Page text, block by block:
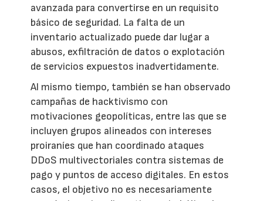
avanzada para convertirse en un requisito
básico de seguridad. La falta de un
inventario actualizado puede dar lugar a
abusos, exfiltración de datos o explotación
de servicios expuestos inadvertidamente.
Al mismo tiempo, también se han observado
campañas de hacktivismo con
motivaciones geopolíticas, entre las que se
incluyen grupos alineados con intereses
proiraníes que han coordinado ataques
DDoS multivectoriales contra sistemas de
pago y puntos de acceso digitales. En estos
casos, el objetivo no es necesariamente